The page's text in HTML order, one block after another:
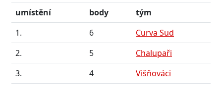
umístění
body
tým
1.
6
Curva Sud
2.
5
Chalupaři
3.
4 Višňováci